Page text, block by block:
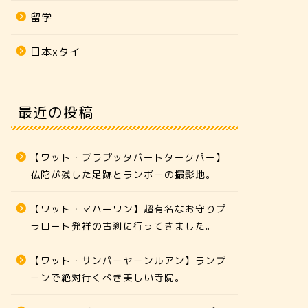
留学
日本xタイ
最近の投稿
【ワット・プラプッタバートタークパー】
仏陀が残した足跡とランボーの撮影地。
【ワット・マハーワン】超有名なお守りプ
ラロート発祥の古刹に行ってきました。
【ワット・サンパーヤーンルアン】ランプ
ーンで絶対行くべき美しい寺院。